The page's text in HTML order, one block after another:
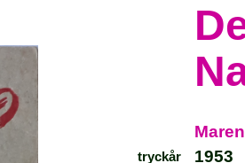
tryckår 1953